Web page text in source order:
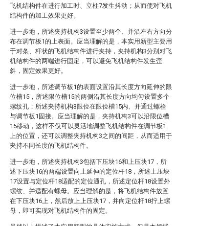
飞机结构件在进行加工时、立柱7发生抖动；从而使对飞机
结构件的加工效果更好。
进一步地，所述夹持机构3设置至少两个、并沿左右方向分
布在调节板1的上表面。应当理解的是，本实用新型主要用
于对条、杆状的飞机结构件进行夹持，夹持机构3分别对飞
机结构件的两端进行固定，可以避免飞机结构件发生歪
斜，固定效果更好。
进一步地，所述调节板1的表面设置沿其长度方向延伸的限
位槽15，所述限位槽15的两侧沿其长度方向均匀设置多个
螺纹孔；所述夹持机构3限位在限位槽15内、并通过螺栓
与调节板1固接。应当理解的是，夹持机构3可以沿限位槽
15移动，这样不仅可以灵活地调整飞机结构件在调节板1
上的位置，还可以调整夹持机构3之间的间距，从而适用于
夹持不同长度的飞机结构件。
进一步地，所述夹持机构3包括下压块16和上压块17，所
述下压块16的两端设置向上延伸的定位杆18，所述上压块
17设置与定位杆18适配的定位通孔，所述定位杆18设置外
螺纹、并适配有螺母。应当理解的是，将飞机结构件放置
在下压块16上，然后放上上压块17，并向定位杆18拧上螺
母，即可实现对飞机结构件的固定。